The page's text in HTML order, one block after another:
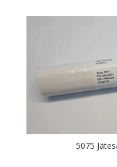
5075